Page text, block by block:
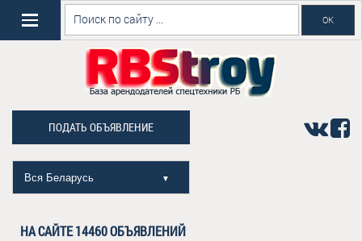
ПОДАТЬ ОБЪЯВЛЕНИЕ
Вся Беларусь ▼
НА САЙТЕ14460ОБЪЯВЛЕНИЙ